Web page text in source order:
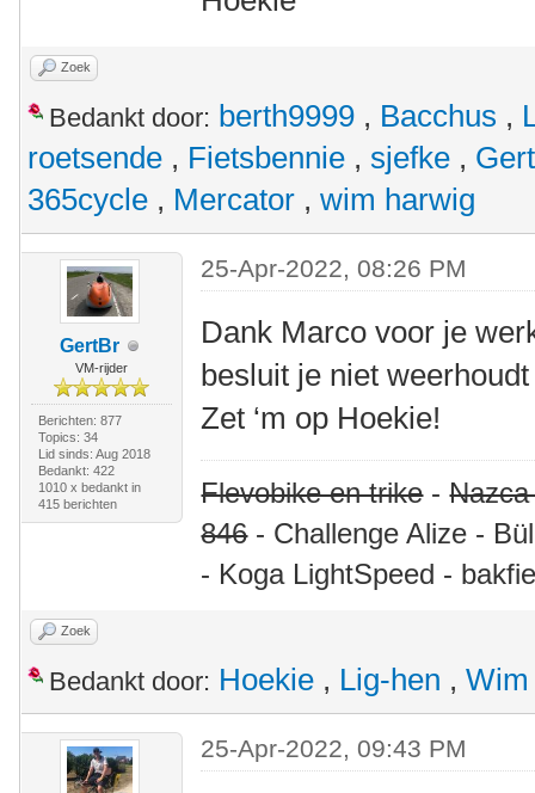
Zoek
Bedankt door: berth9999 , Bacchus ,
roetsende , Fietsbennie , sjefke ,
365cycle , Mercator , wim harwig
GertBr
VM-rijder
Berichten: 877
Topics: 34
Lid sinds: Aug 2018
Bedankt: 422
1010 x bedankt in
415 berichten
25-Apr-2022, 08:26 PM
Dank Marco voor je
besluit je niet
Zet ‘m op Hoekie!
Flevobike en trike-
846- Challenge Alize -
- Koga LightSpeed -
Zoek
Bedankt door: Hoekie , Lig-hen , Wim
25-Apr-2022, 09:43 PM